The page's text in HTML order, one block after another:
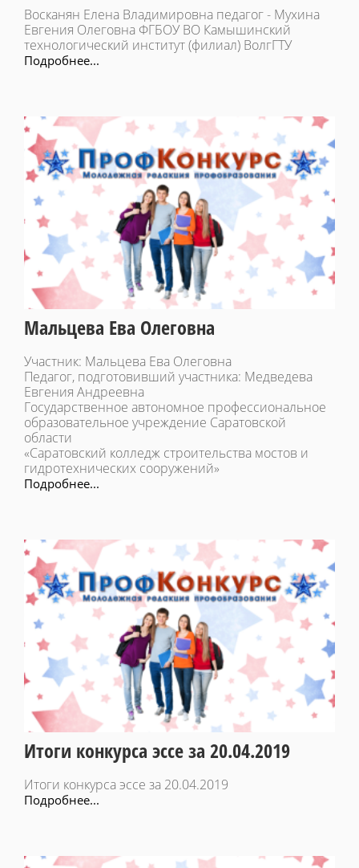
Восканян Елена Владимировна педагог - Мухина
Евгения Олеговна ФГБОУ ВО Камышинский
технологический институт (филиал) ВолгГТУ
Подробнее...
Мальцева Ева Олеговна
Участник: Мальцева Ева Олеговна
Педагог, подготовивший участника: Медведева
Евгения Андреевна
Государственное автономное профессиональное
образовательное учреждение Саратовской
области
«Саратовский колледж строительства мостов и
гидротехнических сооружений»
Подробнее...
Итоги конкурса эссе за 20.04.2019
Итоги конкурса эссе за 20.04.2019
Подробнее...